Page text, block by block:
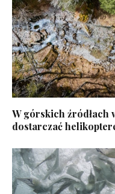
W górskich źródłach
dostarczać